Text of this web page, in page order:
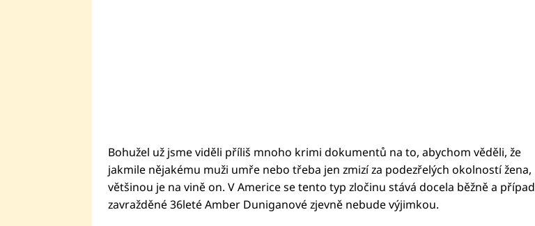
Bohužel už jsme viděli příliš mnoho krimi dokumentů na to, abychom věděli, že
jakmile nějakému muži umře nebo třeba jen zmizí za podezřelých okolností žena,
většinou je na vině on. V Americe se tento typ zločinu stává docela běžně a případ
zavražděné 36leté Amber Duniganové zjevně nebude výjimkou.